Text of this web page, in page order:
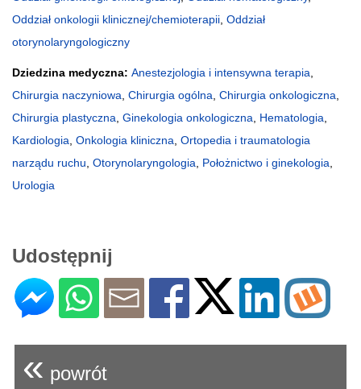
Oddział onkologii klinicznej/chemioterapii Oddział
otorynolaryngologiczny
Dziedzina medyczna: Anestezjologia i intensywna terapia
Chirurgia naczyniowa Chirurgia ogólna Chirurgia onkologiczna
Chirurgia plastyczna Ginekologia onkologiczna Hematologia
Kardiologia Onkologia kliniczna Ortopedia i traumatologia
narządu ruchu Otorynolaryngologia Położnictwo i ginekologia
Urologia
Udostępnij
« powrót